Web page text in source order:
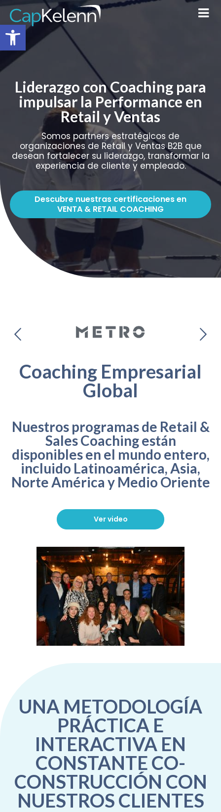
Abrir barra de herramientas
Liderazgo con Coaching para
impulsar la Performance en
Retail y Ventas
Somos partners estratégicos de
organizaciones de Retail y Ventas B2B que
desean fortalecer su liderazgo, transformar la
experiencia de cliente y empleado.
Descubre nuestras certificaciones en
VENTA & RETAIL COACHING
Coaching Empresarial
Global
Nuestros programas de Retail &
Sales Coaching están
disponibles en el mundo entero,
incluido Latinoamérica, Asia,
Norte América y Medio Oriente
Ver video
UNA METODOLOGÍA
PRÁCTICA E
INTERACTIVA EN
CONSTANTE CO-
CONSTRUCCIÓN CON
NUESTROS CLIENTES